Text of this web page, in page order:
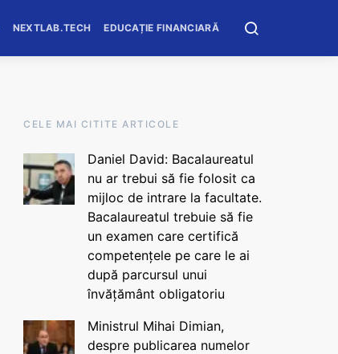
NEXTLAB.TECH EDUCAȚIE FINANCIARĂ
CELE MAI CITITE ARTICOLE
Daniel David: Bacalaureatul
nu ar trebui să fie folosit ca
mijloc de intrare la facultate.
Bacalaureatul trebuie să fie
un examen care certifică
competențele pe care le ai
după parcursul unui
învățământ obligatoriu
Ministrul Mihai Dimian,
despre publicarea numelor